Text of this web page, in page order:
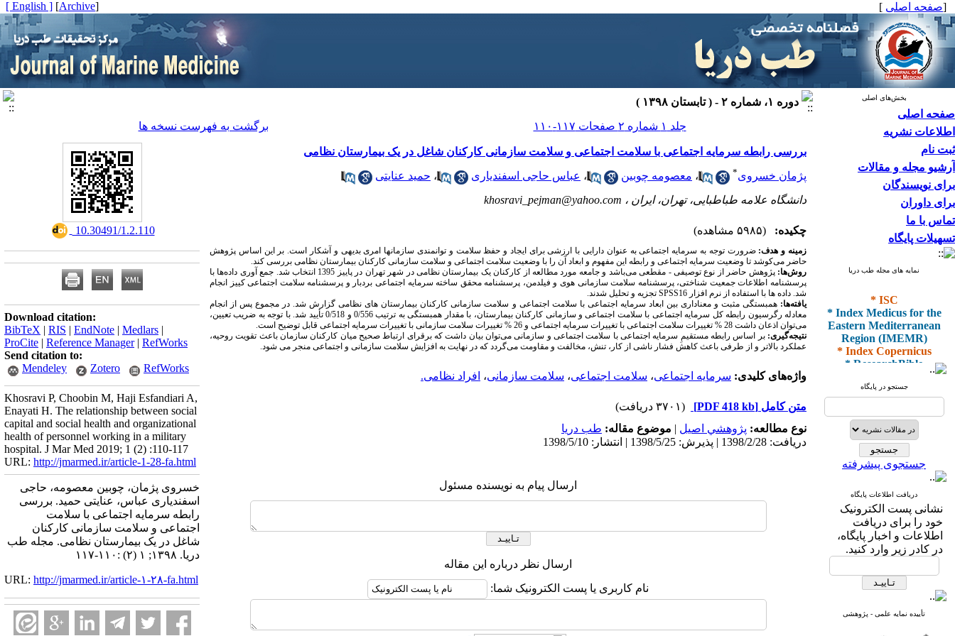
[صفحه اصلی ]
[
Archive
]
[ English ]
بخش‌های اصلی
صفحه اصلی
اطلاعات نشریه
ثبت نام
آرشیو مجله و مقالات
برای نویسندگان
برای داوران
تماس با ما
تسهیلات پایگاه
نمایه های مجله طب دریا
* ISC
* Index Medicus for the
Eastern Mediterranean
Region (IMEMR)
* Index Copernicus
* ResearchBible
* I2OR
* ROAD
* Scientific Indexing
Services
* SID
* Magiran
* Google Scholar
و دارای رتبه علمی
پژوهشی
از کمیسیون نشریات
وزارت بهداشت و درمان
* Index Medicus for the
جستجو در پایگاه
جستجوی پیشرفته
دریافت اطلاعات پایگاه
نشانی پست الکترونیک
خود را برای دریافت
اطلاعات و اخبار پایگاه،
در کادر زیر وارد کنید.
تأییده نمایه علمی - پژوهشی
دوره ۱، شماره ۲ - ( تابستان ۱۳۹۸ )
جلد ۱ شماره ۲ صفحات ۱۱۷-۱۱۰
برگشت به فهرست نسخه ها
بررسی رابطه سرمایه اجتماعی با سلامت اجتماعی و سلامت سازمانی کارکنان شاغل در یک بیمارستان نظامی
پژمان خسروی* ، معصومه چوبین ، عباس حاجی اسفندیاری ، حمید عنایتی
دانشگاه علامه طباطبایی، تهران، ایران ، khosravi_pejman@yahoo.com
چکیده: (۵۹۸۵ مشاهده)
زمینه و هدف: ضرورت توجه به سرمایه اجتماعی به عنوان دارایی با ارزشی برای ایجاد و حفظ سلامت و توانمندی سازمانها امری بدیهی و آشکار است. بر این اساس پژوهش
حاضر می‌کوشد تا وضعیت سرمایه اجتماعی و رابطه این مفهوم و ابعاد آن را با وضعیت سلامت اجتماعی و سلامت سازمانی کارکنان بیمارستان نظامی بررسی کند.
روش‌ها:
پژوهش حاضر از نوع توصیفی - مقطعی می‌باشد و جامعه مورد مطالعه از کارکنان یک بیمارستان نظامی در شهر تهران در پاییز 1395 انتخاب شد. جمع آوری داده‌ها با
پرسشنامه اطلاعات جمعیت شناختی، پرسشنامه سلامت سازمانی هوی و فیلدمن، پرسشنامه محقق ساخته سرمایه اجتماعی بردبار و پرسشنامه سلامت اجتماعی کییز انجام
شد. داده ها با استفاده از نرم افزار SPSS16 تجزیه و تحلیل شدند.
یافته‌ها: همبستگی مثبت و معناداری بین ابعاد سرمایه اجتماعی با سلامت اجتماعی و سلامت سازمانی کارکنان بیمارستان های نظامی گزارش شد. در مجموع پس از انجام
معادله رگرسیون رابطه کل سرمایه اجتماعی با سلامت اجتماعی و سازمانی کارکنان بیمارستان، با مقدار همبستگی به ترتیب 0/556 و 0/518 تأیید شد. با توجه به ضریب تعیین،
می‌توان اذعان داشت 28 % تغییرات سلامت اجتماعی با تغییرات سرمایه اجتماعی و 26 % تغییرات سلامت سازمانی با تغییرات سرمایه اجتماعی قابل توضیح است.
نتیجه‌گیری: بر اساس رابطه مستقیمِ سرمایه اجتماعی با سلامت اجتماعی و سازمانی می‌توان بیان داشت که برقرای ارتباط صحیح میان کارکنان سازمان باعث تقویت روحیه،
عملکرد بالاتر و از طرفی باعث کاهش فشار ناشی از کار، تنش، مخالفت و مقاومت می‌گردد که در نهایت به افزایش سلامت سازمانی و اجتماعی منجر می شود.
واژه‌های کلیدی: سرمایه اجتماعی، سلامت اجتماعی، سلامت سازمانی، افراد نظامی.
متن کامل [PDF 418 kb]
(۳۷۰۱ دریافت)
نوع مطالعه: پژوهشي اصیل | موضوع مقاله: طب دریا
دریافت: 1398/2/28 | پذیرش: 1398/5/25 | انتشار: 1398/5/10
ارسال پیام به نویسنده مسئول
ارسال نظر درباره این مقاله
نام کاربری یا پست الکترونیک شما:
‎ 10.30491/1.2.110
Download citation:
BibTeX | RIS | EndNote | Medlars |
ProCite | Reference Manager| RefWorks
Send citation to:
Mendeley
Zotero RefWorks
Khosravi P, Choobin M, Haji Esfandiari A,
Enayati H. The relationship between social
capital and social health and organizational
health of personnel working in a military
hospital. J Mar Med 2019; 1 (2) :110-117
URL: http://jmarmed.ir/article-1-28-fa.html
خسروی پژمان، چوبین معصومه، حاجی
اسفندیاری عباس، عنایتی حمید. بررسی
رابطه سرمایه اجتماعی با سلامت
اجتماعی و سلامت سازمانی کارکنان
شاغل در یک بیمارستان نظامی. مجله طب
دریا. ۱۳۹۸; ۱ (۲) :۱۱۰-۱۱۷
URL: http://jmarmed.ir/article-۱-۲۸-fa.html